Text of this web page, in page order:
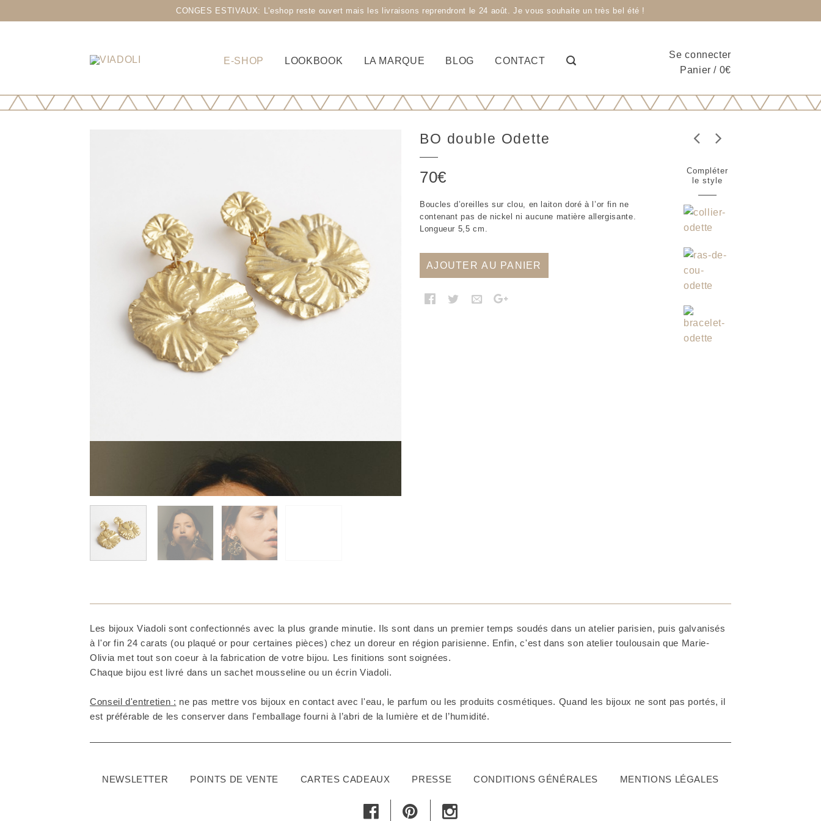
CONGES ESTIVAUX: L'eshop reste ouvert mais les livraisons reprendront le 24 août. Je vous souhaite un très bel été !
E-SHOP LOOKBOOK LA MARQUE BLOG CONTACT
Se connecter
Panier / 0€
BO double Odette
70€
Boucles d’oreilles sur clou, en laiton doré à l’or fin ne
contenant pas de nickel ni aucune matière allergisante.
Longueur 5,5 cm.
AJOUTER AU PANIER
Compléter
le style
Les bijoux Viadoli sont confectionnés avec la plus grande minutie. Ils sont dans un premier temps soudés dans un atelier parisien, puis galvanisés
à l'or fin 24 carats (ou plaqué or pour certaines pièces) chez un doreur en région parisienne. Enfin, c'est dans son atelier toulousain que Marie-
Olivia met tout son coeur à la fabrication de votre bijou. Les finitions sont soignées.
Chaque bijou est livré dans un sachet mousseline ou un écrin Viadoli.
Conseil d'entretien : ne pas mettre vos bijoux en contact avec l'eau, le parfum ou les produits cosmétiques. Quand les bijoux ne sont pas portés, il
est préférable de les conserver dans l'emballage fourni à l’abri de la lumière et de l’humidité.
NEWSLETTER POINTS DE VENTE CARTES CADEAUX PRESSE CONDITIONS GÉNÉRALES MENTIONS LÉGALES